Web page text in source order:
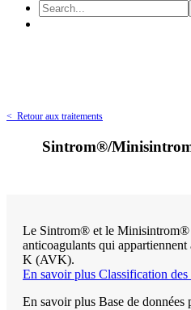
< Retour aux traitements
Sintrom®/
Le Sintrom® et le Minisintrom®
anticoagulants qui
K (AVK).
En savoir plus Classification des
En savoir plus Base de données